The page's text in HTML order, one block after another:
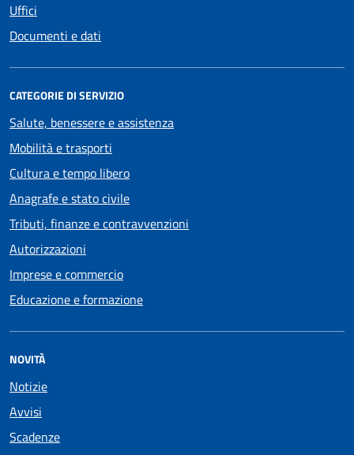
Uffici
Documenti e dati
CATEGORIE DI SERVIZIO
Salute, benessere e assistenza
Mobilità e trasporti
Cultura e tempo libero
Anagrafe e stato civile
Tributi, finanze e contravvenzioni
Autorizzazioni
Imprese e commercio
Educazione e formazione
NOVITÀ
Notizie
Avvisi
Scadenze